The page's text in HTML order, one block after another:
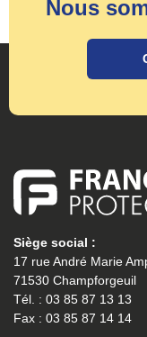
Nous
Siège social :
17 rue André Marie
71530 Champforgeuil
Tél. : 03 85 87 13 13
Fax : 03 85 87 14 14